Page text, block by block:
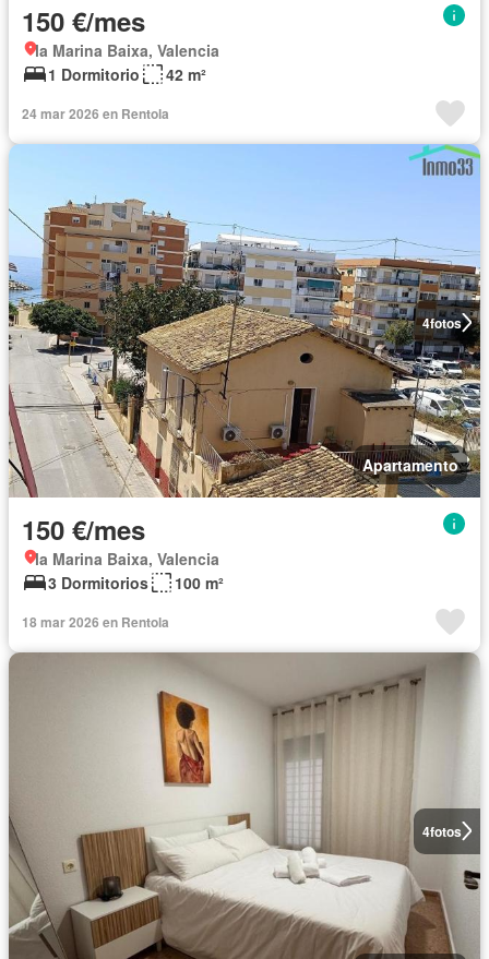
150 €/mes
la Marina Baixa, Valencia
1 Dormitorio
42 m²
24 mar 2026 en Rentola
4fotos
Apartamento
150 €/mes
la Marina Baixa, Valencia
3 Dormitorios
100 m²
18 mar 2026 en Rentola
4fotos